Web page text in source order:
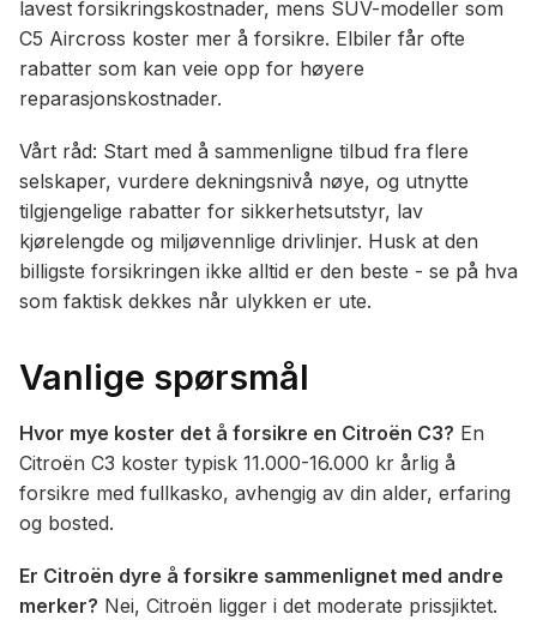
lavest forsikringskostnader, mens SUV-modeller som
C5 Aircross koster mer å forsikre. Elbiler får ofte
rabatter som kan veie opp for høyere
reparasjonskostnader.
Vårt råd: Start med å sammenligne tilbud fra flere
selskaper, vurdere dekningsnivå nøye, og utnytte
tilgjengelige rabatter for sikkerhetsutstyr, lav
kjørelengde og miljøvennlige drivlinjer. Husk at den
billigste forsikringen ikke alltid er den beste - se på hva
som faktisk dekkes når ulykken er ute.
Vanlige spørsmål
Hvor mye koster det å forsikre en Citroën C3? En
Citroën C3 koster typisk 11.000-16.000 kr årlig å
forsikre med fullkasko, avhengig av din alder, erfaring
og bosted.
Er Citroën dyre å forsikre sammenlignet med andre
merker? Nei, Citroën ligger i det moderate prissjiktet.